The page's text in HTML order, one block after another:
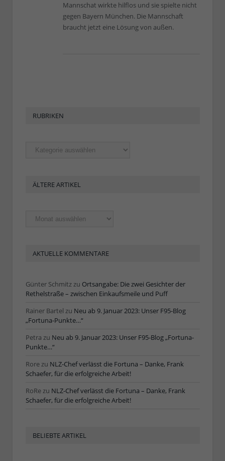
Mannschat wirkte hilflos und sie spielte nicht
gegen Bayern München. Die Mannschaft
braucht jetzt eine Lösung von außen.
RUBRIKEN
Rubriken
ÄLTERE ARTIKEL
Ältere
AKTUELLE KOMMENTARE
Günter Schmitzzu Ortsangabe: Die zwei Gesichter der
Rethelstraße – zwischen Einkaufsmeile und Puff
Rainer Bartel zu Neu ab 9. Januar 2023: Unser F95-Blog
„Fortuna-Punkte…“
Petra zu Neu ab 9. Januar 2023: Unser F95-Blog „Fortuna-
Punkte…“
Rorezu NLZ-Chef verlässt die Fortuna – Danke, Frank
Schaefer, für die erfolgreiche Arbeit!
RoRezu NLZ-Chef verlässt die Fortuna – Danke, Frank
Schaefer, für die erfolgreiche Arbeit!
BELIEBTE ARTIKEL